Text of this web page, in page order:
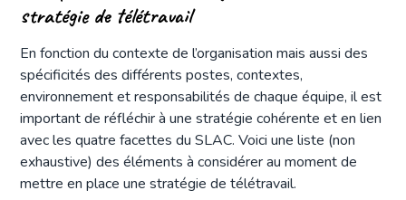
stratégie de télétravail
En fonction du contexte de l’organisation mais aussi des
spécificités des différents postes, contextes,
environnement et responsabilités de chaque équipe, il est
important de réfléchir à une stratégie cohérente et en lien
avec les quatre facettes du SLAC. Voici une liste (non
exhaustive) des éléments à considérer au moment de
mettre en place une stratégie de télétravail.